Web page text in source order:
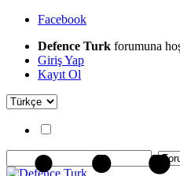
Facebook
Defence Turk forumuna
Giriş Yap
Kayıt Ol